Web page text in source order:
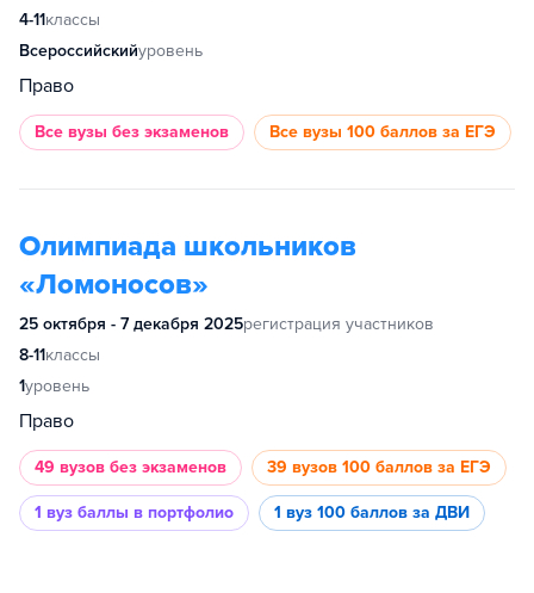
4-11классы
Всероссийскийуровень
Право
Все вузы без экзаменов Все вузы 100 баллов за ЕГЭ
Олимпиада школьников
«Ломоносов»
25 октября - 7 декабря 2025регистрация участников
8-11классы
1уровень
Право
49 вузов без экзаменов 39 вузов 100 баллов за ЕГЭ
1 вуз баллы в портфолио 1 вуз 100 баллов за ДВИ